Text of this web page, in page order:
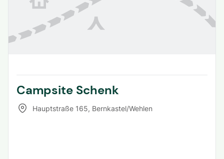
Campsite Schenk
Hauptstraße 165, Bernkastel/Wehlen